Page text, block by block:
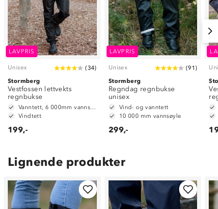
LAVPRIS
Unisex (34)
Stormberg
Vestfossen lettvekts
regnbukse
Vindtett
199,-
LAVPRIS
Unisex (91 )
Stormberg
Regndag regnbukse
unisex
Vind- og vanntett
10 000 mm vannsøyle
299,-
Lignende produkter